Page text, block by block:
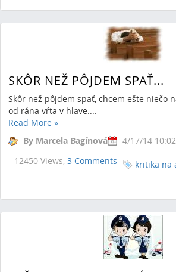
SKÔR NEŽ PÔJDEM SPAŤ...
Skôr než pôjdem spať, chcem ešte niečo
od rána vŕta v hlave....
Read More »
By Marcela Bagínová
4/17/14
12450 Views, 3 Comments
kritika na